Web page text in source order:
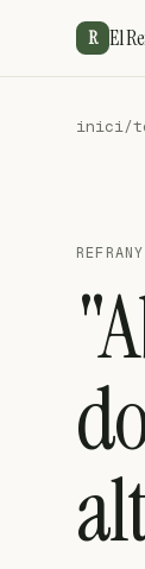
R El
inici/
REFRANY